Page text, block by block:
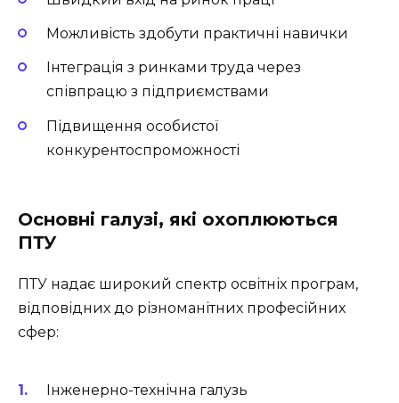
Можливість здобути практичні навички
Інтеграція з ринками труда через
співпрацю з підприємствами
Підвищення особистої
конкурентоспроможності
Основні галузі, які охоплюються
ПТУ
ПТУ надає широкий спектр освітніх програм,
відповідних до різноманітних професійних
сфер:
Інженерно-технічна галузь